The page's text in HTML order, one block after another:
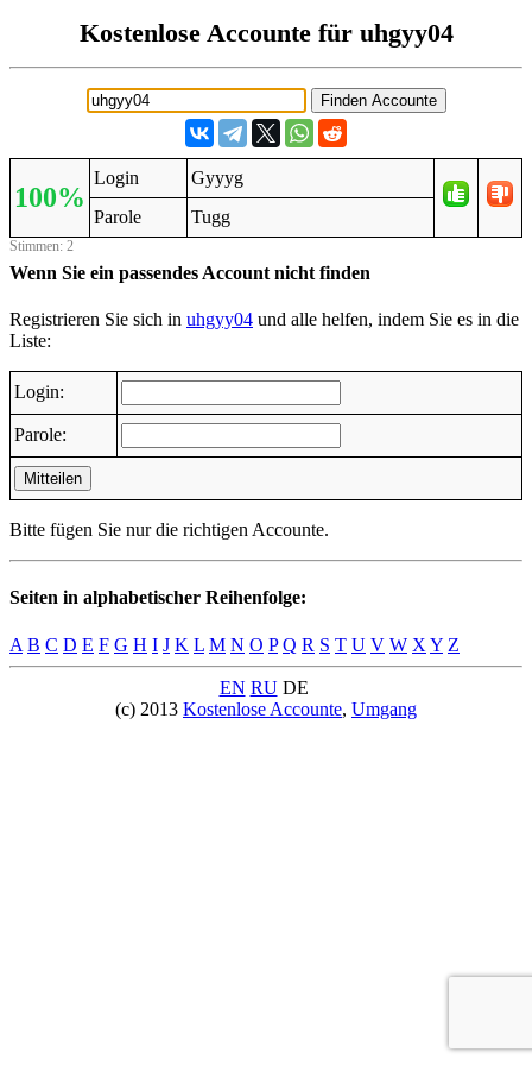
Kostenlose Accounte für uhgyy04
100%
Login
Gyyyg
Parole
Tugg
Stimmen: 2
Wenn Sie ein passendes Account nicht finden
Registrieren Sie sich in uhgyy04 und alle helfen, indem Sie es in die
Liste:
Login:
Parole:
Mitteilen
Bitte fügen Sie nur die richtigen Accounte.
Seiten in alphabetischer Reihenfolge:
A B C D E F G H I J K L M N O P Q R S T U V W X Y Z
EN RUDE
(c) 2013 Kostenlose Accounte, Umgang